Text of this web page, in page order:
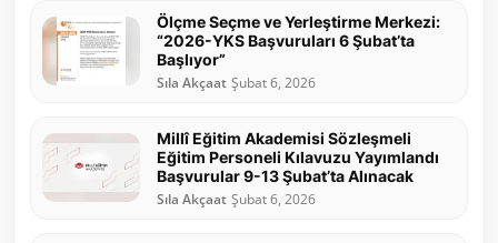
Ölçme Seçme ve Yerleştirme Merkezi:
“2026-YKS Başvuruları 6 Şubat’ta
Başlıyor”
Sıla Akçaat Şubat 6, 2026
Millî Eğitim Akademisi Sözleşmeli
Eğitim Personeli Kılavuzu Yayımlandı
Başvurular 9-13 Şubat’ta Alınacak
Sıla Akçaat Şubat 6, 2026